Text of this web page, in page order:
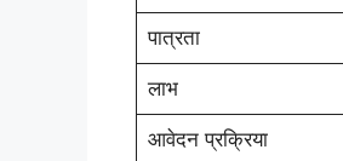
पात्रता
लाभ
आवेदन प्रक्रिया